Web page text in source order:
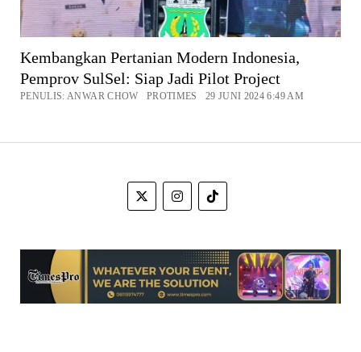
Kembangkan Pertanian Modern Indonesia,
Pemprov SulSel: Siap Jadi Pilot Project
PENULIS: ANWAR CHOW PROTIMES 29 JUNI 2024 6:49 AM